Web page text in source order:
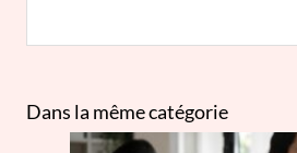
Dans la même catégorie